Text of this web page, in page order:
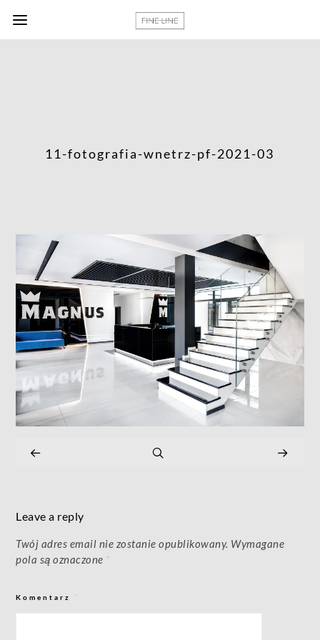
11-fotografia-wnetrz-pf-2021-03
Leave a reply
Twój adres email nie zostanie opublikowany. Wymagane
pola są oznaczone *
Komentarz *